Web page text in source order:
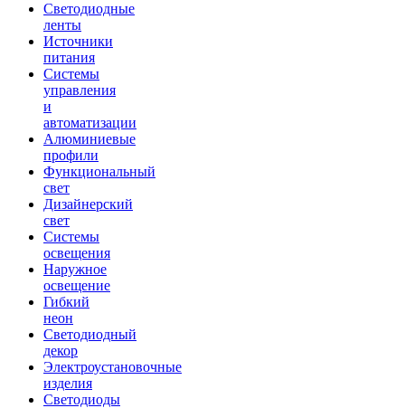
Светодиодные
ленты
Источники
питания
Системы
управления
и
автоматизации
Алюминиевые
профили
Функциональный
свет
Дизайнерский
свет
Системы
освещения
Наружное
освещение
Гибкий
неон
Светодиодный
декор
Электроустановочные
изделия
Светодиоды